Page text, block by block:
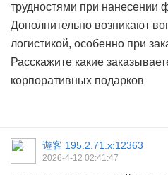
трудностями при нанесении
Дополнительно возникают
логистикой, особенно при
Расскажите какие
корпоративных подарков
遊客 195.2.71.x:12363
2026-4-12 02:41:47